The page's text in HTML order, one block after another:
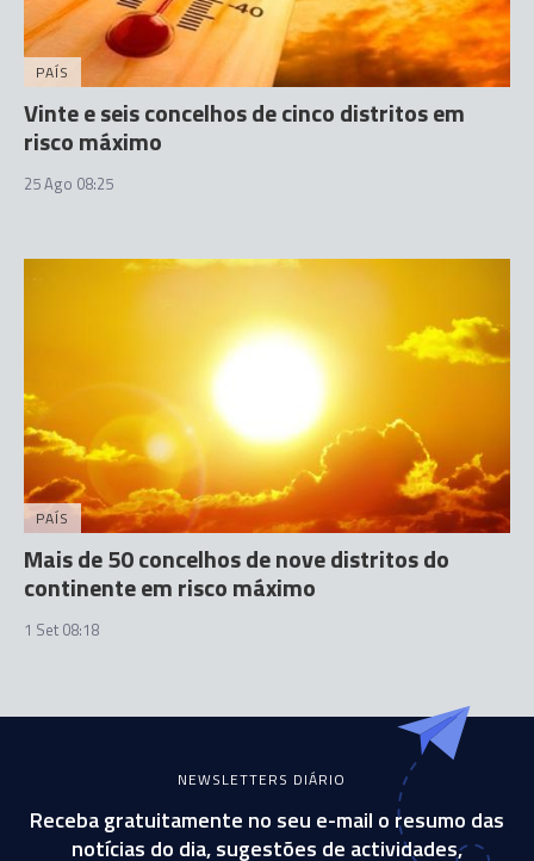
PAÍS
Vinte e seis concelhos de cinco distritos em
risco máximo
25 Ago 08:25
PAÍS
Mais de 50 concelhos de nove distritos do
continente em risco máximo
1 Set 08:18
NEWSLETTERS DIÁRIO
Receba gratuitamente no seu e-mail o resumo das
notícias do dia, sugestões de actividades,